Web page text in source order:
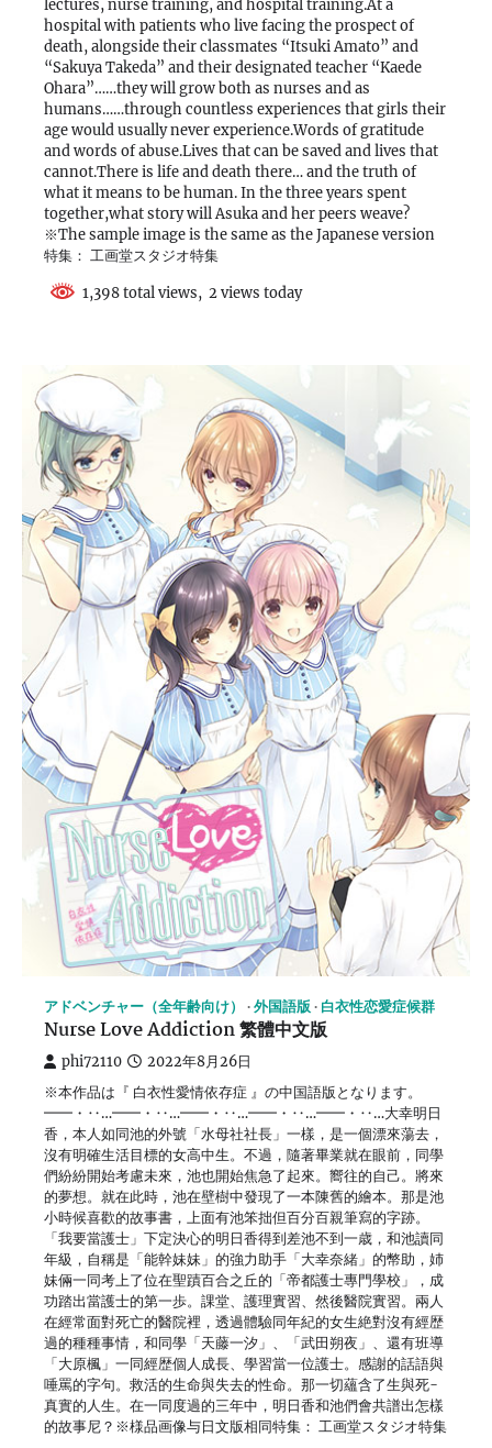
lectures, nurse training, and hospital training.At a
hospital with patients who live facing the prospect of
death, alongside their classmates “Itsuki Amato” and
“Sakuya Takeda” and their designated teacher “Kaede
Ohara”……they will grow both as nurses and as
humans……through countless experiences that girls their
age would usually never experience.Words of gratitude
and words of abuse.Lives that can be saved and lives that
cannot.There is life and death there… and the truth of
what it means to be human. In the three years spent
together,what story will Asuka and her peers weave?
※The sample image is the same as the Japanese version
特集： 工画堂スタジオ特集
1,398 total views, 2 views today
アドベンチャー（全年齢向け） 外国語版 白衣性恋愛症候群
Nurse Love Addiction 繁體中文版
phi72110 2022年8月26日
※本作品は『 白衣性愛情依存症 』の中国語版となります。
━━・‥…━━・‥…━━・‥…━━・‥…━━・‥…大幸明日
香，本人如同池的外號「水母社社長」一樣，是一個漂來蕩去，
沒有明確生活目標的女高中生。不過，隨著畢業就在眼前，同學
們紛紛開始考慮未來，池也開始焦急了起來。嚮往的自己。將來
的夢想。就在此時，池在壁樹中發現了一本陳舊的繪本。那是池
小時候喜歡的故事書，上面有池笨拙但百分百親筆寫的字跡。
「我要當護士」下定決心的明日香得到差池不到一歳，和池讀同
年級，自稱是「能幹妹妹」的強力助手「大幸奈緒」的幣助，姉
妹倆一同考上了位在聖蹟百合之丘的「帝都護士專門學校」，成
功踏出當護士的第一歩。課堂、護理實習、然後醫院實習。兩人
在經常面對死亡的醫院裡，透過體驗同年紀的女生絶對沒有經歴
過的種種事情，和同學「天藤一汐」、「武田朔夜」、還有班導
「大原楓」一同經歴個人成長、學習當一位護士。感謝的話語與
唾罵的字句。救活的生命與失去的性命。那一切蘊含了生與死-
真實的人生。在一同度過的三年中，明日香和池們會共譜出怎樣
的故事尼？※様品画像与日文版相同特集： 工画堂スタジオ特集